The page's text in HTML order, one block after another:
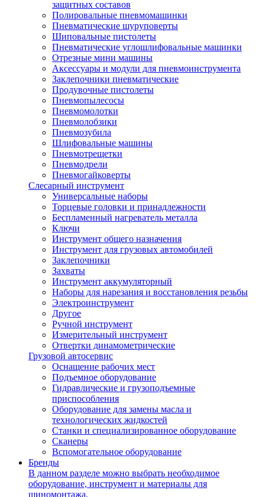
защитных составов
Полировальные пневмомашинки
Пневматические шуруповерты
Шиповальные пистолеты
Пневматические углошлифовальные машинки
Отрезные мини машины
Аксессуары и модули для пневмоинструмента
Заклепочники пневматические
Продувочные пистолеты
Пневмопылесосы
Пневмомолотки
Пневмолобзики
Пневмозубила
Шлифовальные машины
Пневмотрещетки
Пневмодрели
Пневмогайковерты
Слесарный инструмент
Универсальные наборы
Торцевые головки и принадлежности
Беспламенный нагреватель металла
Ключи
Инструмент общего назначения
Инструмент для грузовых автомобилей
Заклепочники
Захваты
Инструмент аккумуляторный
Наборы для нарезания и восстановления резьбы
Электроинструмент
Другое
Ручной инструмент
Измерительный инструмент
Отвертки динамометрические
Грузовой автосервис
Оснащение рабочих мест
Подъемное оборудование
Гидравлические и грузоподъемные
приспособления
Оборудование для замены масла и
технологических жидкостей
Станки и специализированное оборудование
Сканеры
Вспомогательное оборудование
Бренды
В данном разделе можно выбрать необходимое
оборудование, инструмент и материалы для
шиномонтажа.